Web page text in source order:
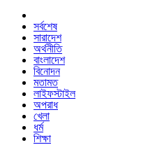
সর্বশেষ
সারাদেশ
অর্থনীতি
বাংলাদেশ
বিনোদন
মতামত
লাইফস্টাইল
অপরাধ
খেলা
ধর্ম
শিক্ষা